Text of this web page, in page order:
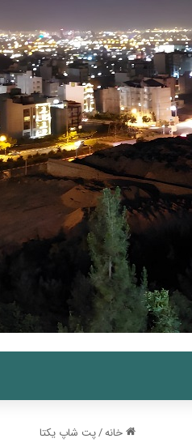
خانه/پت شاپ یکتا